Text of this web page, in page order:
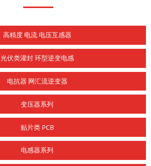
高精度 电流 电压互感器
光伏类灌封 环型逆变电感
电抗器 网汇流逆变器
变压器系列
贴片类 PCB
电感器系列